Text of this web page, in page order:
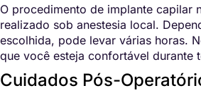
O procedimento de implante capilar
realizado sob anestesia local.
escolhida, pode levar várias horas.
que você esteja confortável durante
Cuidados Pós-